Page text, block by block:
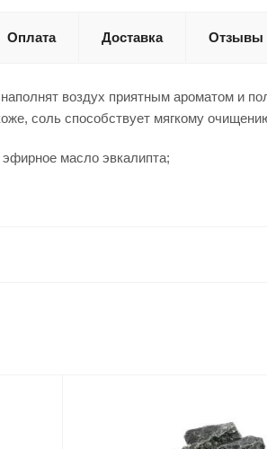
Оплата Доставка Отзывы
воздух приятным ароматом и
соль способствует мягкому
масло эвкалипта;